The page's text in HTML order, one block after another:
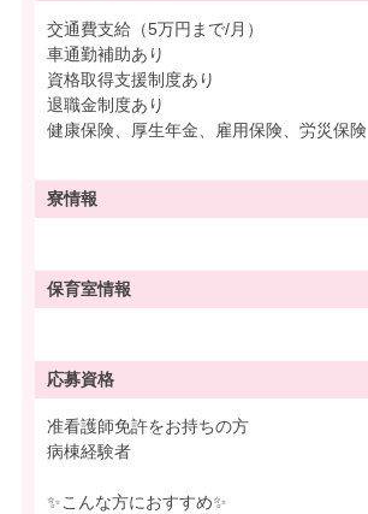
交通費支給（5万円まで/月）
車通勤補助あり
資格取得支援制度あり
退職金制度あり
健康保険、厚生年金、雇用保険、労災保険
寮情報
保育室情報
応募資格
准看護師免許をお持ちの方
病棟経験者
✨こんな方におすすめ✨